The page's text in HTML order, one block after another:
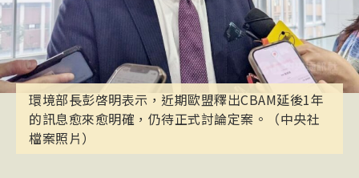
環境部長彭啓明表示，近期歐盟釋出CBAM延後1年
的訊息愈來愈明確，仍待正式討論定案。（中央社
檔案照片）